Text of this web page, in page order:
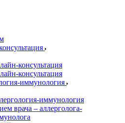
консультация
консультация
иммунология
иммунология
врача – аллерголога-